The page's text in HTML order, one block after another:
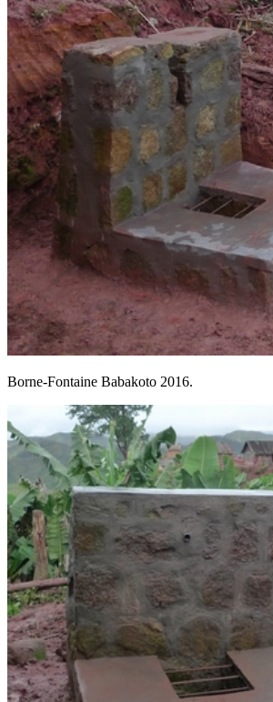
Borne-Fontaine Babakoto 2016.